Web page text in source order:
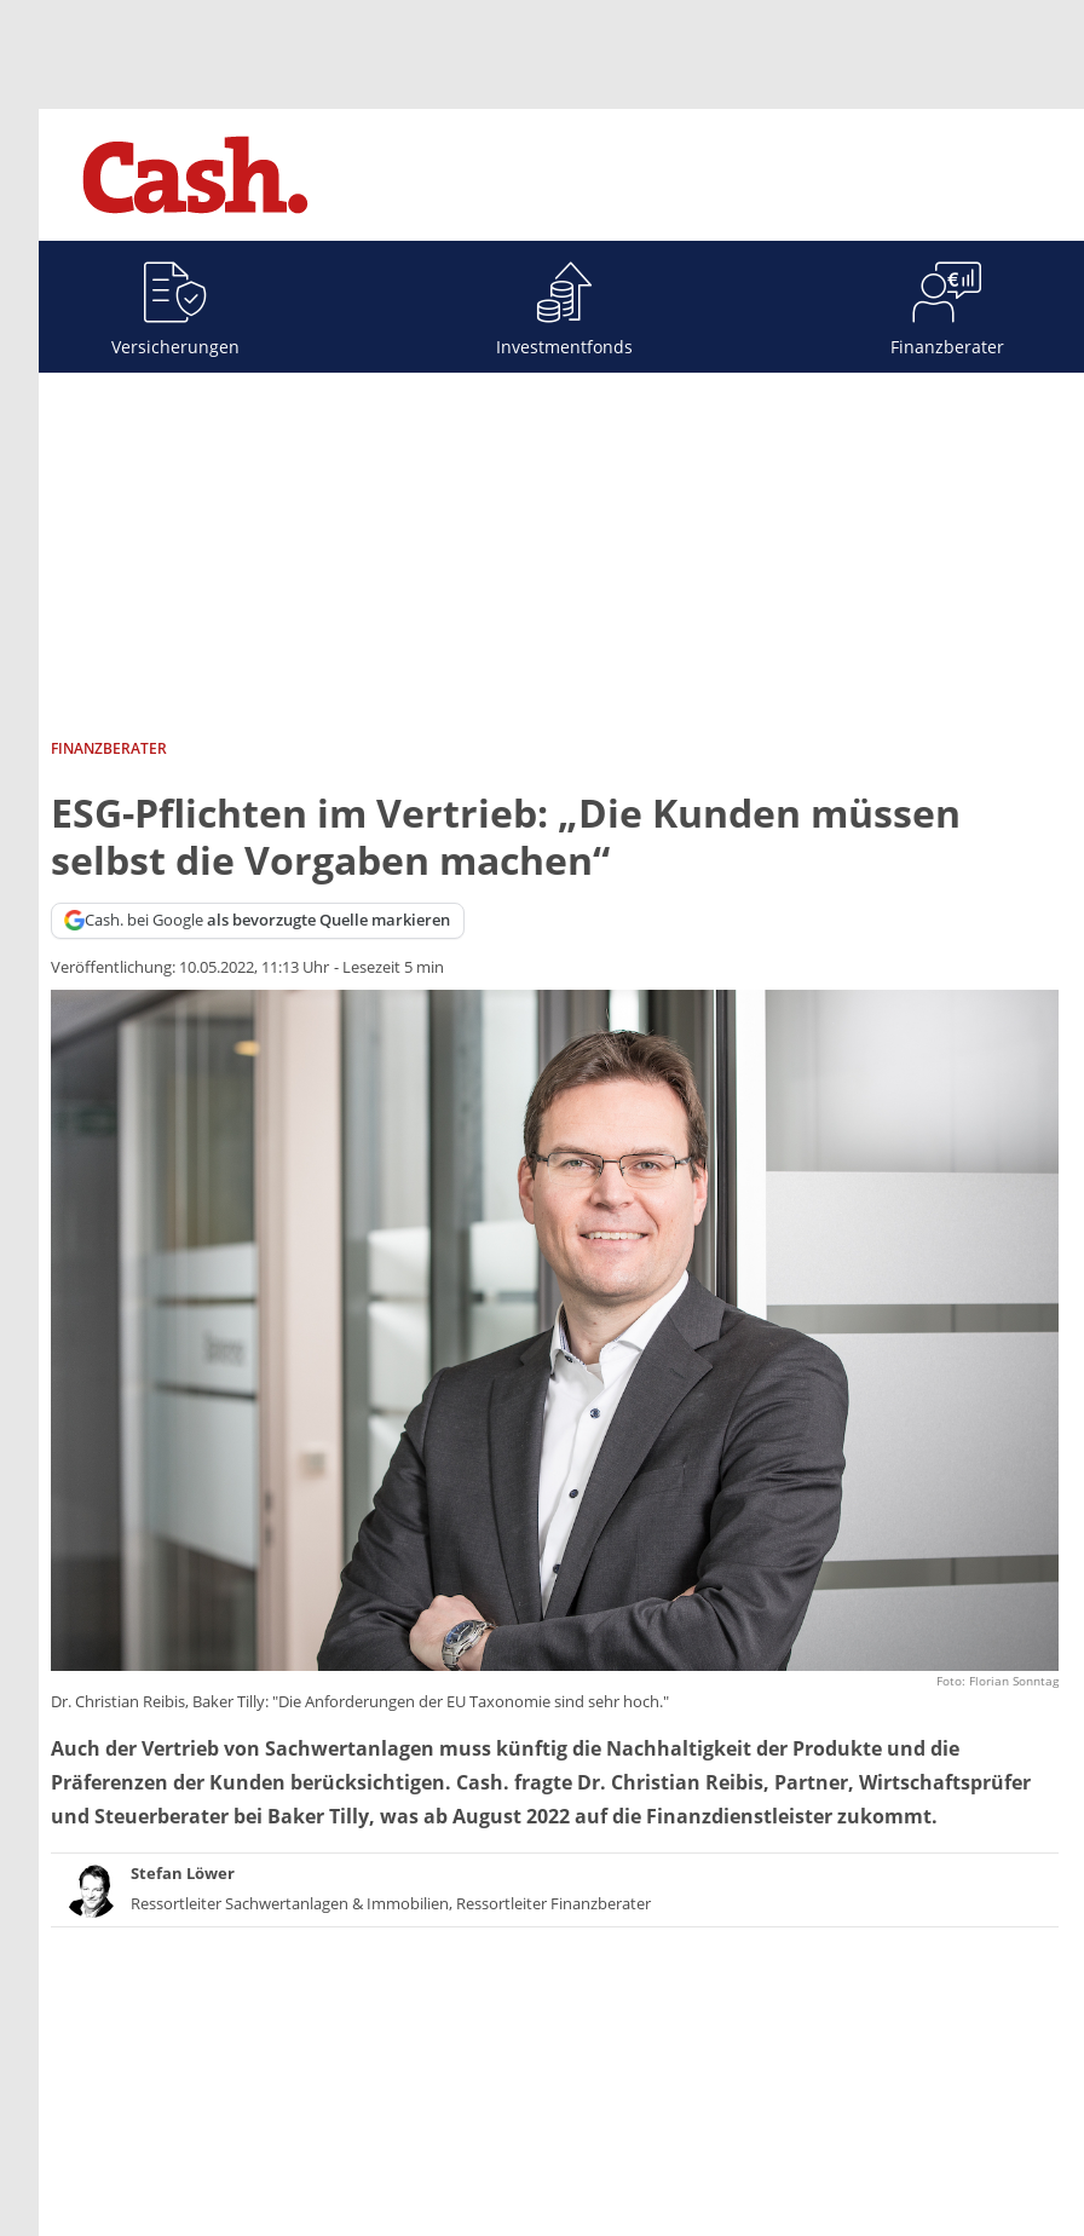
Versicherungen Investmentfonds Finanzberater
FINANZBERATER
ESG-Pflichten im Vertrieb: „Die Kunden müssen
selbst die Vorgaben machen“
Cash. bei Googleals bevorzugte Quelle markieren
Veröffentlichung: 10.05.2022, 11:13 Uhr - Lesezeit 5 min
Foto: Florian Sonntag
Dr. Christian Reibis, Baker Tilly: "Die Anforderungen der EU Taxonomie sind sehr hoch."
Auch der Vertrieb von Sachwertanlagen muss künftig die Nachhaltigkeit der Produkte und die
Präferenzen der Kunden berücksichtigen. Cash. fragte Dr. Christian Reibis, Partner, Wirtschaftsprüfer
und Steuerberater bei Baker Tilly, was ab August 2022 auf die Finanzdienstleister zukommt.
Stefan Löwer
Ressortleiter Sachwertanlagen & Immobilien, Ressortleiter Finanzberater